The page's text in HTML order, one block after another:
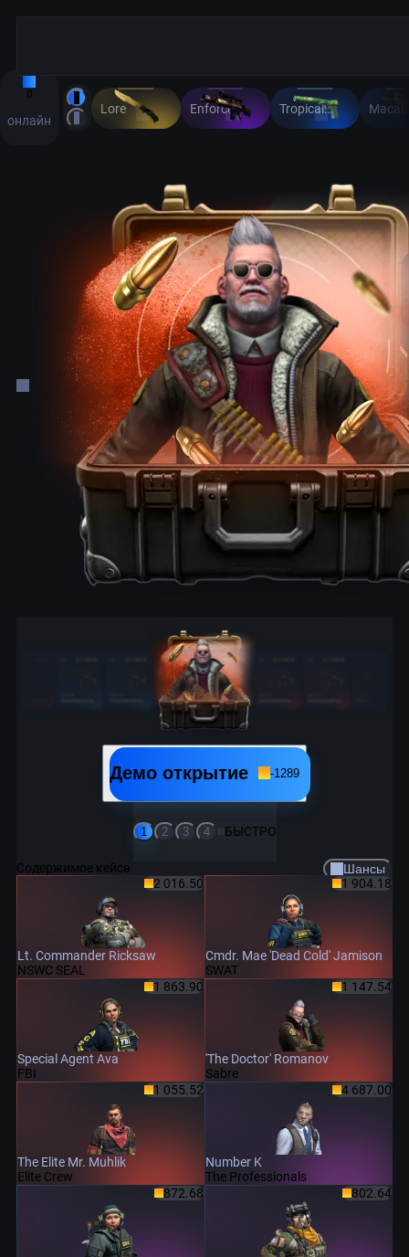
0
онлайн
Lore Enforcer Tropical Breeze
1 2 3 4
Демо открытие -1289
БЫСТРО
Содержимое кейса
Шансы
2 016.50
Lt. Commander Ricksaw
NSWC SEAL
1 904.18
Cmdr. Mae 'Dead Cold' Jamison
SWAT
1 863.90
Special Agent Ava
FBI
1 147.54
'The Doctor' Romanov
Sabre
1 055.52
The Elite Mr. Muhlik
Elite Crew
4 687.00
Number K
The Professionals
872.68
802.64